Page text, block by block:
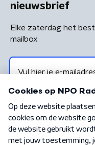
nieuwsbrief
Elke zaterdag het
mailbox
Algemene voorwaarden